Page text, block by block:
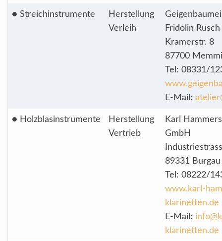
● Streichinstrumente
Herstellung
Verleih
Fridolin Rusch
Kramerstr. 8
87700
Tel: 08331/
E-Mail:
● Holzblasinstrumente
Herstellung
Vertrieb
Karl
GmbH
89331 Burgau
Tel: 08222/
www.karl-
klarinetten.de
E-Mail:
klarinetten.de